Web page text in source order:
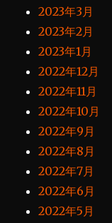
2023年3月
2023年2月
2023年1月
2022年12月
2022年11月
2022年10月
2022年9月
2022年8月
2022年7月
2022年6月
2022年5月